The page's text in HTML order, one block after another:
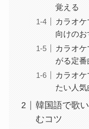
覚える
カラオ
向けのお
カラオ
がる定番
カラオ
たい人気
韓国語で歌
むコツ